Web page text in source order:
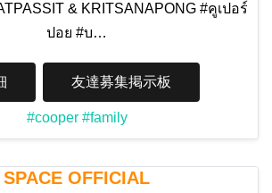
& KRITSANAPONG #คูเปอร์
ปอย #บ…
友達募集掲示板
#cooper #family
SPACE OFFICIAL